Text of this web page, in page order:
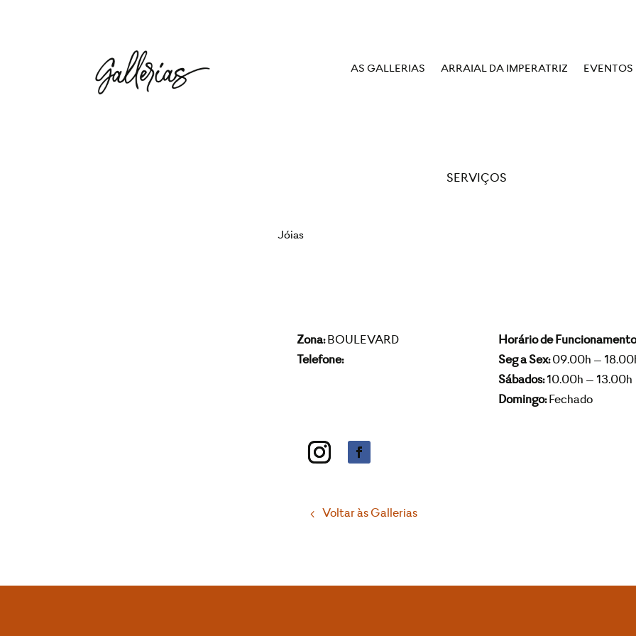
AS GALLERIAS ARRAIAL DA IMPERATRIZ EVENTOS
SERVIÇOS
Jóias
Zona:BOULEVARD
Telefone:
Horário de
Seg a Sex:09.00h –
Sábados:10.00h – 13.00h
Domingo:Fechado
Voltar às Gallerias